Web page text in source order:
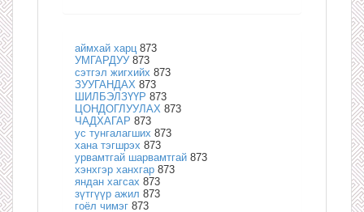
аймхай харц 873
УМГАРДУУ 873
сэтгэл жигхийх 873
ЗУУГАНДАХ 873
ШИЛБЭЛЗҮҮР 873
ЦОНДОГЛУУЛАХ 873
ЧАДХАГАР 873
ус тунгалагших 873
хана тэгшрэх 873
урвамтгай шарвамтгай 873
хэнхгэр ханхгар 873
яндан хагсах 873
зүтгүүр ажил 873
гоёл чимэг 873